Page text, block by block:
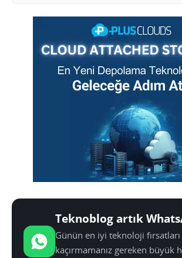
Teknoblog artık
Günün en iyi teknoloji
kaçırmamanız gereken büyük